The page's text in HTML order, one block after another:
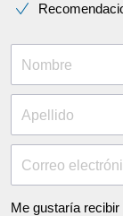
Nombre
Apellido
Correo
Me gustaría